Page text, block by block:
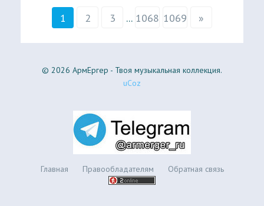
1 2 3 ... 1068 1069 »
© 2026 АрмЕргер - Твоя музыкальная коллекция.
uCoz
Главная Правообладателям Обратная связь